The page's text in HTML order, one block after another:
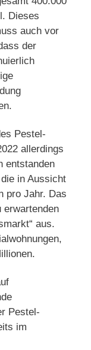
Dieses
auch vor
der
Pestel-
allerdings
entstanden
in Aussicht
pro Jahr. Das
erwartenden
aus.
Pestel-
im